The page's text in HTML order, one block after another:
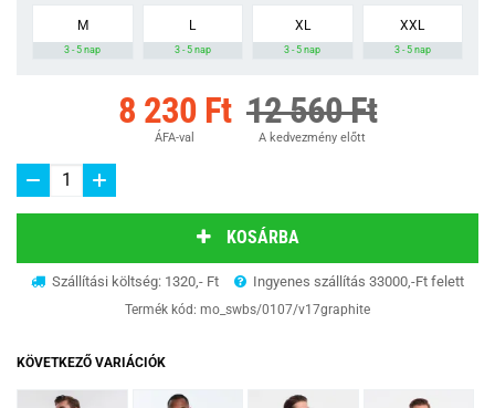
M
3 - 5 nap
L
3 - 5 nap
XL
3 - 5 nap
XXL
3 - 5 nap
8 230 Ft
ÁFA-val
12 560 Ft
A kedvezmény előtt
KOSÁRBA
Szállítási költség: 1320,- Ft Ingyenes szállítás 33000,-Ft felett
Termék kód: mo_swbs/0107/v17graphite
KÖVETKEZŐ VARIÁCIÓK